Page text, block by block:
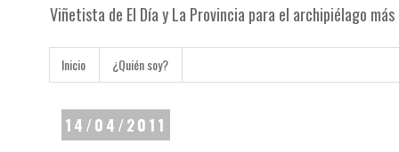
Viñetista de El Día y La Provincia para el archipiélago
Inicio ¿Quién soy?
14/04/2011